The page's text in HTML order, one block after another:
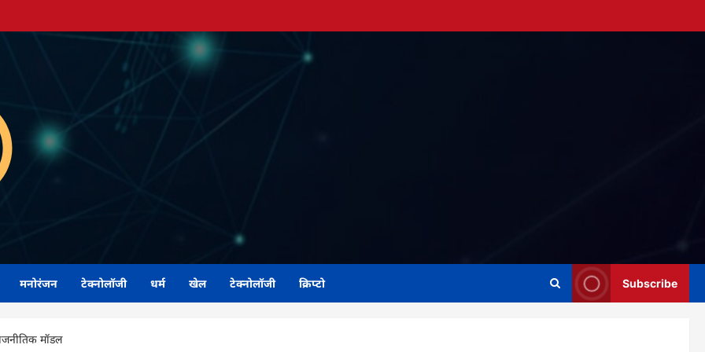
मनोरंजन टेक्नोलॉजी धर्म खेल टेक्नोलॉजी क्रिप्टो Subscribe
मॉडल